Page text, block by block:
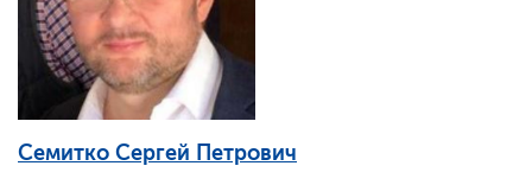
Семитко Сергей Петрович